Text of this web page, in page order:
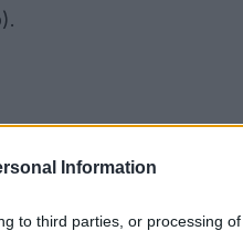
Information
to third parties, or processing